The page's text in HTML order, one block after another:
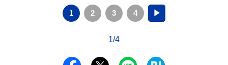
1 2 3 4 ▶
1/4